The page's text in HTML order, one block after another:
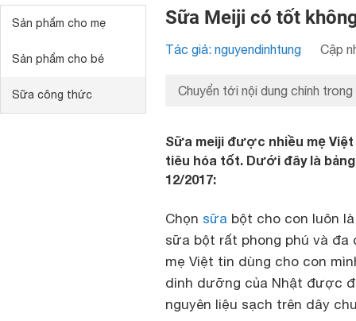
Sản phẩm cho mẹ
Sản phẩm cho bé
Sữa công thức
Sữa Meiji có tốt
Tác giả: nguyendinhtung Cập
Chuyển tới nội dung chính trong
Sữa meiji được nhiều mẹ
tiêu hóa tốt. Dưới đây là
12/2017:
Chọn sữa bột cho con luôn
sữa bột rất phong phú và
mẹ Việt tin dùng cho con
dinh dưỡng của Nhật được
nguyên liệu sạch trên dây